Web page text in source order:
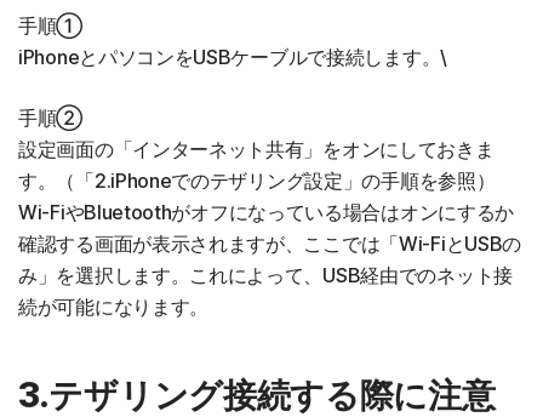
手順①
iPhoneとパソコンをUSBケーブルで接続します。\
手順②
設定画面の「インターネット共有」をオンにしておきま
す。（「2.iPhoneでのテザリング設定」の手順を参照）
Wi-FiやBluetoothがオフになっている場合はオンにするか
確認する画面が表示されますが、ここでは「Wi-FiとUSBの
み」を選択します。これによって、USB経由でのネット接
続が可能になります。
3.テザリング接続する際に注意